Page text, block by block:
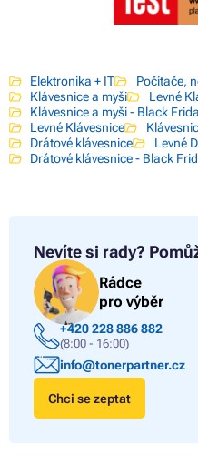
Elektronika + IT
Počítače,
Klávesnice a myši
Levné
Klávesnice a myši - Black
Levné Klávesnice
Drátové klávesnice
Levné
Drátové klávesnice - Black
Nevíte si rady?
Rádce
pro výběr
+420 228 886 882
(8:00 - 16:00)
info@tonerpartner.cz
Chci se zeptat